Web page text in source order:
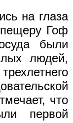
на глаза
Гоф
были
людей,
что
первой